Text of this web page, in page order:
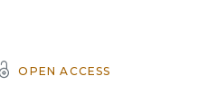
OPEN ACCESS